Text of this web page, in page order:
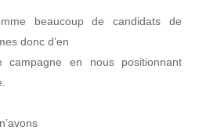
beaucoup de candidats de
donc d’en
en nous positionnant